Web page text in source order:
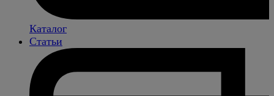
Каталог
Статьи